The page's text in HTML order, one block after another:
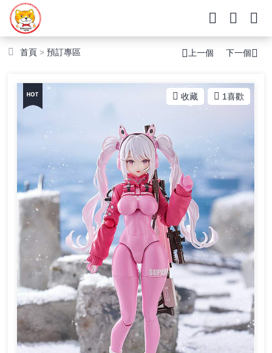
首頁 >預訂專區 上一個 下一個
收藏 1喜歡